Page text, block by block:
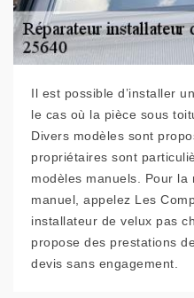
Il est possible d’installer
le cas où la pièce sous
Divers modèles sont
propriétaires sont
modèles manuels. Pour
manuel, appelez Les
installateur de velux pas
propose des prestations
devis sans engagement.